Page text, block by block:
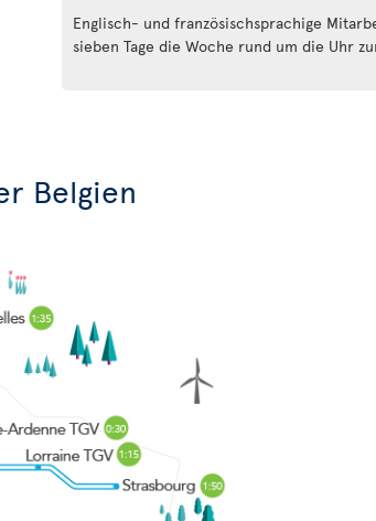
Englisch- und französischsprachige
sieben Tage die Woche rund um die Uhr
Belgien